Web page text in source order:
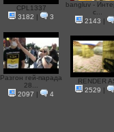
CPL1337
3182 | 3
bangluv -
с...
2143 |
Разгон гей-парада
28...
2097 | 4
RENDER
2529 |